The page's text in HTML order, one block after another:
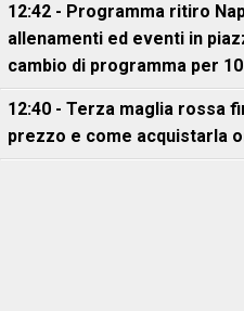
12:42 - Programma ritiro
allenamenti ed eventi in
cambio di programma per
12:40 - Terza maglia rossa
prezzo e come acquistarla